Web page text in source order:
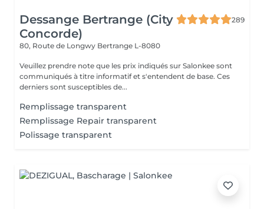
Dessange Bertrange (City
Concorde)
289
80, Route de Longwy Bertrange L-8080
Veuillez prendre note que les prix indiqués sur Salonkee sont
communiqués à titre informatif et s'entendent de base. Ces
derniers sont susceptibles de...
Remplissage transparent
Remplissage Repair transparent
Polissage transparent